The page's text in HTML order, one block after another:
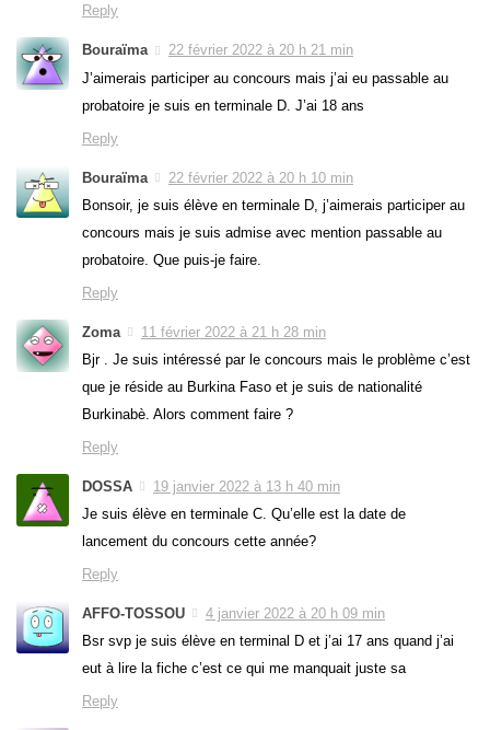
Reply
Bouraïma
22 février 2022 à 20 h 21 min
J’aimerais participer au concours mais j’ai eu passable au
probatoire je suis en terminale D. J’ai 18 ans
Reply
Bouraïma
22 février 2022 à 20 h 10 min
Bonsoir, je suis élève en terminale D, j’aimerais participer au
concours mais je suis admise avec mention passable au
probatoire. Que puis-je faire.
Reply
Zoma
11 février 2022 à 21 h 28 min
Bjr . Je suis intéressé par le concours mais le problème c’est
que je réside au Burkina Faso et je suis de nationalité
Burkinabè. Alors comment faire ?
Reply
DOSSA
19 janvier 2022 à 13 h 40 min
Je suis élève en terminale C. Qu’elle est la date de
lancement du concours cette année?
Reply
AFFO-TOSSOU
4 janvier 2022 à 20 h 09 min
Bsr svp je suis élève en terminal D et j’ai 17 ans quand j’ai
eut à lire la fiche c’est ce qui me manquait juste sa
Reply